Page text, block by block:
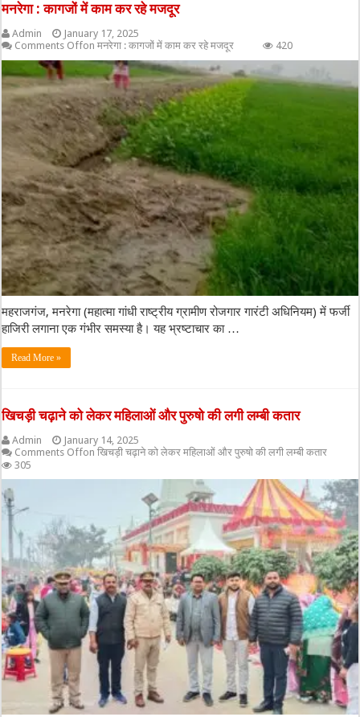
मनरेगा : कागजों में काम कर रहे मजदूर
Admin
January 17, 2025
Comments Offon मनरेगा : कागजों में काम कर रहे मजदूर 420
महराजगंज, मनरेगा (महात्मा गांधी राष्ट्रीय ग्रामीण रोजगार गारंटी अधिनियम) में फर्जी
हाजिरी लगाना एक गंभीर समस्या है। यह भ्रष्टाचार का …
Read More »
खिचड़ी चढ़ाने को लेकर महिलाओं और पुरुषो की लगी लम्बी कतार
Admin
January 14, 2025
Comments Offon खिचड़ी चढ़ाने को लेकर महिलाओं और पुरुषो की लगी लम्बी कतार
305